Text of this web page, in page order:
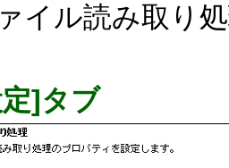
イル読み取り
]タブ